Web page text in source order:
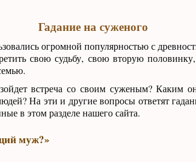
Гадание на суженого
огромной популярностью с
свою судьбу, свою вторую
встреча со своим суженым? Каким
На эти и другие вопросы ответят
в этом разделе нашего сайта.
муж?»